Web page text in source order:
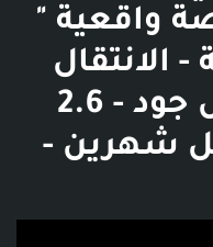
واقعية "
و59 ثانية - الانتقال
إلى القناة - قصص جود - 2.6
شهرين -